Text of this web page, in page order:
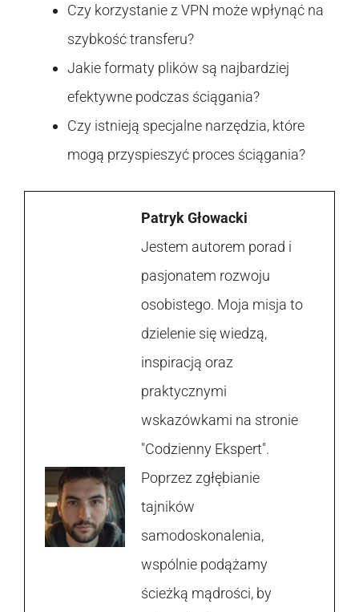
Czy korzystanie z VPN może wpłynąć na
szybkość transferu?
Jakie formaty plików są najbardziej
efektywne podczas ściągania?
Czy istnieją specjalne narzędzia, które
mogą przyspieszyć proces ściągania?
Patryk Głowacki
Jestem autorem porad i
pasjonatem rozwoju
osobistego. Moja misja to
dzielenie się wiedzą,
inspiracją oraz
praktycznymi
wskazówkami na stronie
"Codzienny Ekspert".
Poprzez zgłębianie
tajników
samodoskonalenia,
wspólnie podążamy
ścieżką mądrości, by